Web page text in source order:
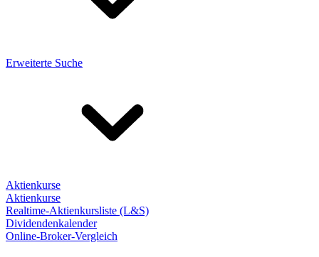
Erweiterte Suche
Aktienkurse
Aktienkurse
Realtime-Aktienkursliste (L&S)
Dividendenkalender
Online-Broker-Vergleich